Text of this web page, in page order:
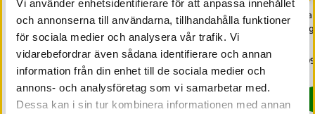
Vi använder enhetsidentifierare för att anpassa innehållet
och annonserna till användarna, tillhandahålla funktioner
för sociala medier och analysera vår trafik. Vi
vidarebefordrar även sådana identifierare och annan
information från din enhet till de sociala medier och
annons- och analysföretag som vi samarbetar med.
Dessa kan i sin tur kombinera informationen med annan
Batteridriven LED
möbelbelysning -
Varmvit
Pris:179 kr
179 kr
Sista exemplaret
Köp
Ljusslinga / Led-slinga
10meter - 100st varmvita
lampor
Nuvarande pris:
89 krTidigare pris:129 kr
89 kr 129 kr
I lager, levereras inom 1-2 vardagar
Köp